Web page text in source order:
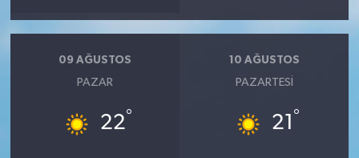
09 AĞUSTOS
PAZAR
22°
10 AĞUSTOS
PAZARTESI
21 °